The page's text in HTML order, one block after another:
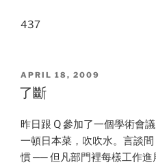
437
POSTED
ON
APRIL 18, 2009
了斷
昨日跟 Q 參加了一個學術會
一頓日本菜，吹吹水。言談
慣 ── 但凡部門裡每樣工作進